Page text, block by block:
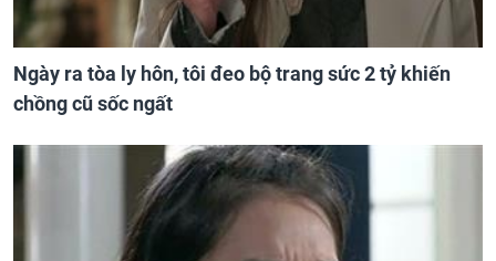
Ngày ra tòa ly hôn, tôi đeo bộ trang sức 2 tỷ khiến
chồng cũ sốc ngất